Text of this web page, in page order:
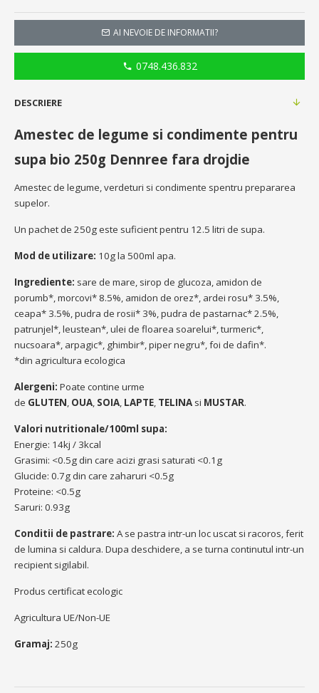
AI NEVOIE DE INFORMATII?
0748.436.832
DESCRIERE
Amestec de legume si condimente pentru
supa bio 250g Dennree fara drojdie
Amestec de legume, verdeturi si condimente spentru prepararea
supelor.
Un pachet de 250g este suficient pentru 12.5 litri de supa.
Mod de utilizare: 10g la 500ml apa.
Ingrediente: sare de mare, sirop de glucoza, amidon de
porumb*, morcovi* 8.5%, amidon de orez*, ardei rosu* 3.5%,
ceapa* 3.5%, pudra de rosii* 3%, pudra de pastarnac* 2.5%,
patrunjel*, leustean*, ulei de floarea soarelui*, turmeric*,
nucsoara*, arpagic*, ghimbir*, piper negru*, foi de dafin*.
*din agricultura ecologica
Alergeni: Poate contine urme
de GLUTEN, OUA, SOIA, LAPTE, TELINA si MUSTAR.
Valori nutritionale/100ml supa:
Energie: 14kj / 3kcal
Grasimi: <0.5g din care acizi grasi saturati <0.1g
Glucide: 0.7g din care zaharuri <0.5g
Proteine: <0.5g
Saruri: 0.93g
Conditii de pastrare: A se pastra intr-un loc uscat si racoros, ferit
de lumina si caldura. Dupa deschidere, a se turna continutul intr-un
recipient sigilabil.
Produs certificat ecologic
Agricultura UE/Non-UE
Gramaj: 250g